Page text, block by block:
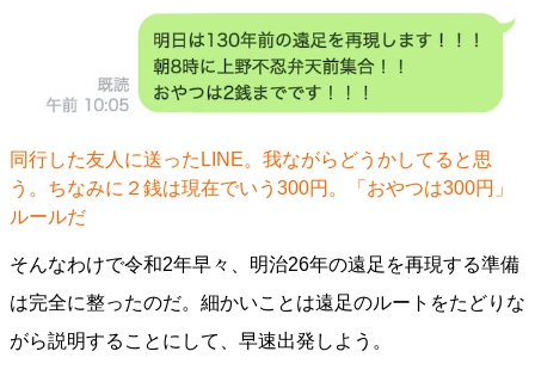
同行した友人に送ったLINE。我ながらどうかしてると思
う。ちなみに２銭は現在でいう300円。「おやつは300円」
ルールだ
そんなわけで令和2年早々、明治26年の遠足を再現する準備
は完全に整ったのだ。細かいことは遠足のルートをたどりな
がら説明することにして、早速出発しよう。